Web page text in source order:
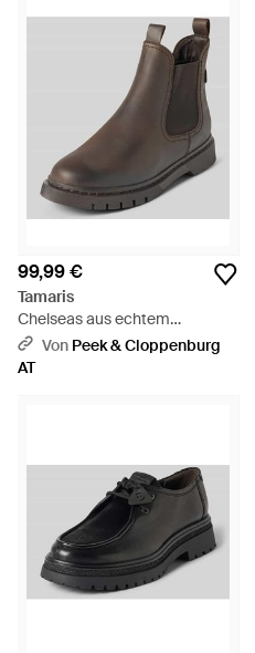
99,99 €
Tamaris
Chelseas aus echtem
Rindsleder - Grau
Von Peek & Cloppenburg
AT